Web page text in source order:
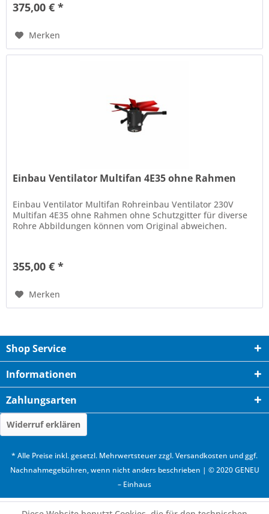
375,00 € *
Merken
Einbau Ventilator Multifan 4E35 ohne Rahmen
Einbau Ventilator Multifan Rohreinbau Ventilator 230V
Multifan 4E35 ohne Rahmen ohne Schutzgitter für diverse
Rohre Abbildungen können vom Original abweichen.
355,00 € *
Merken
Shop Service
Informationen
Zahlungsarten
Widerruf erklären
* Alle Preise inkl. gesetzl. Mehrwertsteuer zzgl.Versandkosten und ggf.
Nachnahmegebühren, wenn nicht anders beschrieben | © 2020 GENEU
– Einhaus